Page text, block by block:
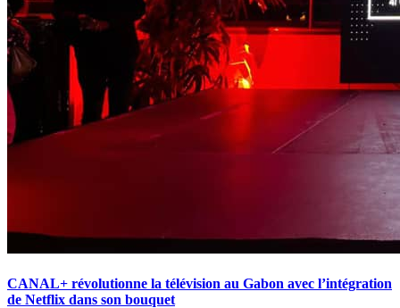
CANAL+ révolutionne la télévision au Gabon avec l’intégration
de Netflix dans son bouquet